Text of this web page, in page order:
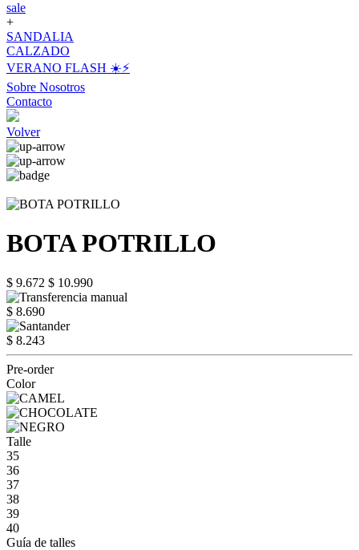
sale
+
SANDALIA
CALZADO
VERANO FLASH ☀️⚡️
Sobre Nosotros
Contacto
Volver
BOTA POTRILLO
$ 9.672 $ 10.990
$ 8.690
$ 8.243
Pre-order
Color
Talle
35
36
37
38
39
40
Guía de talles